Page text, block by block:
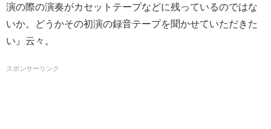
演の際の演奏がカセットテープなどに残っているのではな
いか。どうかその初演の録音テープを聞かせていただきた
い』云々。
スポンサーリンク